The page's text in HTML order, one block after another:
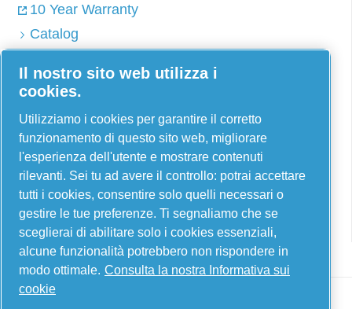
10 Year Warranty
Catalog
Via Selva Maiolo, 5/7 - 36075, Montecchio
Maggiore, Vicenza Italia
Contact us
Il nostro sito web utilizza i
cookies.
Utilizziamo i cookies per garantire il corretto
funzionamento di questo sito web, migliorare
l'esperienza dell'utente e mostrare contenuti
rilevanti. Sei tu ad avere il controllo: potrai accettare
tutti i cookies, consentire solo quelli necessari o
gestire le tue preferenze. Ti segnaliamo che se
sceglierai di abilitare solo i cookies essenziali,
alcune funzionalità potrebbero non rispondere in
modo ottimale. Consulta la nostra Informativa sui
cookie